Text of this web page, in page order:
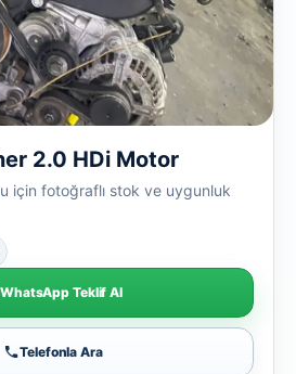
2.0 HDi Motor
için fotoğraflı stok ve uygunluk
WhatsApp Teklif Al
Telefonla Ara